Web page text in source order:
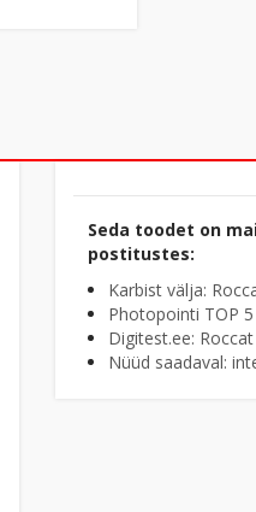
Seda toodet on
postitustes:
Karbist välja:
Photopointi TOP
Digitest.ee:
Nüüd saadaval: